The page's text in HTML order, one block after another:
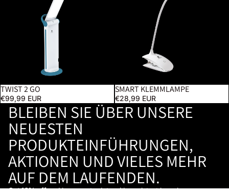
TWIST 2 GO
€99,99 EUR
SMART KLEMMLAMPE
€28,99 EUR
BLEIBEN SIE ÜBER UNSERE
NEUESTEN
PRODUKTEINFÜHRUNGEN,
AKTIONEN UND VIELES MEHR
AUF DEM LAUFENDEN.
Get 10% offand keep up to date with our latest launches,